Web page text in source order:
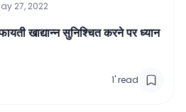
27, 2022
खाद्यान्न सुनिश्चित करने पर ध्यान
1'read